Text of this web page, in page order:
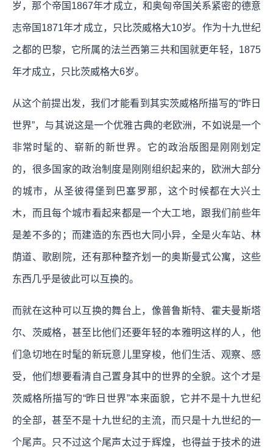
岁，那个帝国1867年才成立，和奥匈帝国关系紧密的德意
志帝国1871年才成立，只比茨威格大10岁。作为十九世纪
之都的巴黎，它所属的法兰西第三共和国就更年轻，1875
年才成立，只比茨威格大6岁。
从这个前提出发，我们才能看到其实茨威格所描写的“昨日
世界”，与其说这是一个优雅古典的老欧洲，不如说是一个
非常时髦的、崭新的新世界。它的政治版图是刚刚划定
的，很多国家的政治制度是刚刚组织起来的，欧洲大部分
的城市，从圣彼得堡到巴塞罗那，这个时候都在大兴土
木，而且每个城市看起来都是一个大工地，跟我们前些年
是差不多的；而建造的东西也大同小异，全是火车站、林
荫道、歌剧院，还有那种整齐划一的奥斯曼式公寓，这些
东西几乎是彼此可以互换的。
而就在这种可以互换的舞台上，像普鲁斯特、霍夫曼斯塔
尔、茨威格，甚至比他们还要年轻的本雅明这样的人，他
们急切地在时髦的新玩意儿里穿梭，他们生活、观察、感
受，他们想要看清自己置身其中的世界的全貌。 这个才是
茨威格所描写的“昨日世界”本来面貌，它并不是十九世纪
的全部，甚至不是十九世纪的主流，而只是十九世纪的一
个尾声。只不过这个尾声太过于辉煌，也得益于技术的进